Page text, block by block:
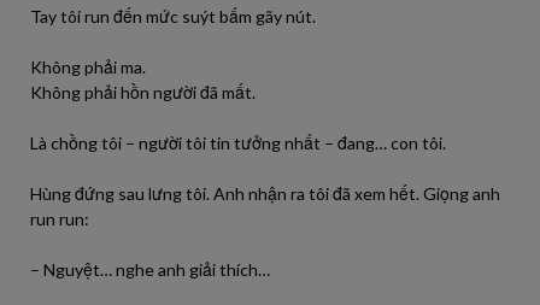
Tay tôi run đến mức suýt bấm gãy nút.
Không phải ma.
Không phải hồn người đã mất.
Là chồng tôi – người tôi tin tưởng nhất – đang… con tôi.
Hùng đứng sau lưng tôi. Anh nhận ra tôi đã xem hết. Giọng anh
run run:
– Nguyệt… nghe anh giải thích…